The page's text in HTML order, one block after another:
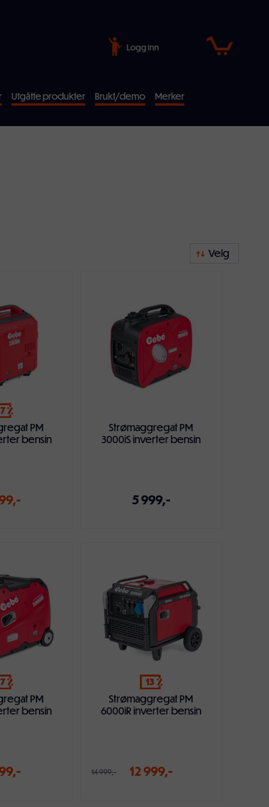
Logg inn
Utgåtte produkter Brukt/demo Merker
PM
bensin
Strømaggregat PM
3000iS inverter bensin
5 999,-
PM
bensin
13
Strømaggregat PM
6000iR inverter bensin
14 999,- 12 999,-